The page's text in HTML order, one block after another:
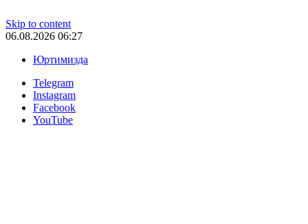
Skip to content
06.08.2026 06:27
Юртимизда
Telegram
Instagram
Facebook
YouTube